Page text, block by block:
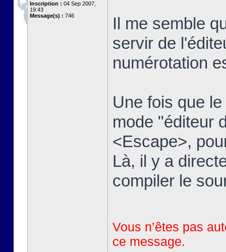
Inscription : 04 Sep 2007,
19:43
Message(s) : 746
Il me semble
servir de
numérotation
Une fois que
mode "éditeur
<Escape>,
Là, il y a
compiler le
Vous n’êtes pas
ce message.